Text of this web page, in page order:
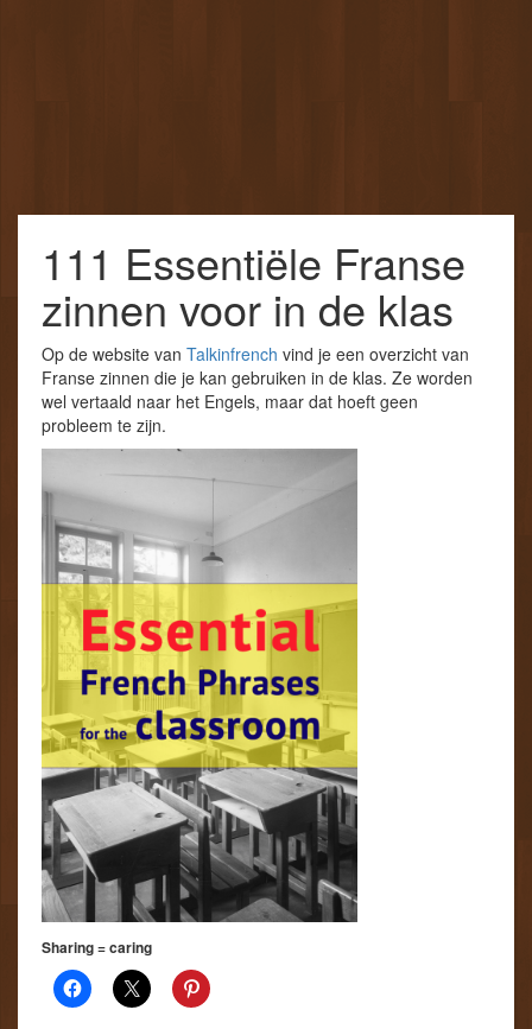
111 Essentiële Franse
zinnen voor in de klas
Op de website van Talkinfrench vind je een overzicht van
Franse zinnen die je kan gebruiken in de klas. Ze worden
wel vertaald naar het Engels, maar dat hoeft geen
probleem te zijn.
Sharing = caring